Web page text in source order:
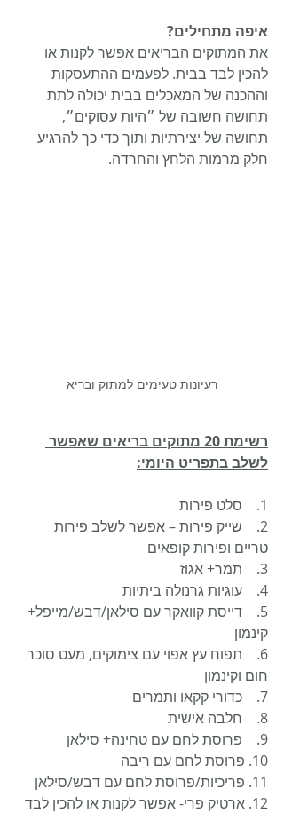
איפה מתחילים?
את המתוקים הבריאים אפשר לקנות או
להכין לבד בבית. לפעמים ההתעסקות
וההכנה של המאכלים בבית יכולה לתת
תחושה חשובה של ״היות עסוקים״,
תחושה של יצירתיות ותוך כדי כך להרגיע
חלק מרמות הלחץ והחרדה.
רעיונות טעימים למתוק ובריא
רשימת 20 מתוקים בריאים שאפשר
לשלב בתפריט היומי:
1.    סלט פירות
2.    שייק פירות – אפשר לשלב פירות
טריים ופירות קופאים
3.    תמר+ אגוז
4.    עוגיות גרנולה ביתיות
5.    דייסת קוואקר עם סילאן/דבש/מייפל+
קינמון
6.    תפוח עץ אפוי עם צימוקים, מעט סוכר
חום וקינמון
7.    כדורי קקאו ותמרים
8.    חלבה אישית
9.    פרוסת לחם עם טחינה+ סילאן
10. פרוסת לחם עם ריבה
11. פריכיות/פרוסת לחם עם דבש/סילאן
12. ארטיק פרי- אפשר לקנות או להכין לבד